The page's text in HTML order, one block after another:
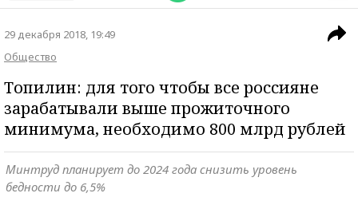
29 декабря 2018, 19:49
Общество
Топилин: для того чтобы все россияне
зарабатывали выше прожиточного
минимума, необходимо 800 млрд рублей
Минтруд планирует до 2024 года снизить уровень
бедности до 6,5%